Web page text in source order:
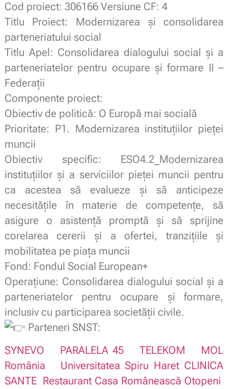
Cod proiect: 306166 Versiune CF: 4
Titlu Proiect: Modernizarea și consolidarea
parteneriatului social
Titlu Apel: Consolidarea dialogului social și a
parteneriatelor pentru ocupare și formare II –
Federații
Componente proiect:
Obiectiv de politică: O Europă mai socială
Prioritate: P1. Modernizarea instituțiilor pieței
muncii
Obiectiv specific: ESO4.2_Modernizarea
instituțiilor și a serviciilor pieței muncii pentru
ca acestea să evalueze și să anticipeze
necesitățile în materie de competențe, să
asigure o asistență promptă și să sprijine
corelarea cererii și a ofertei, tranzițiile și
mobilitatea pe piața muncii
Fond: Fondul Social European+
Operațiune: Consolidarea dialogului social și a
parteneriatelor pentru ocupare și formare,
inclusiv cu participarea societății civile.
Parteneri SNST:
SYNEVO
PARALELA 45 TELEKOM
MOL
România
Universitatea Spiru Haret CLINICA
SANTE Restaurant Casa Românească Otopeni